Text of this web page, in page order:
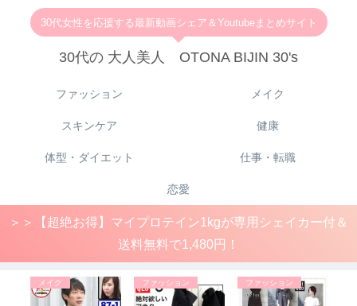
30代女性を応援する最新動画シェア＆Youtubeまとめサイト
30代の 大人美人 OTONA BIJIN 30's
ファッション メイク
スキンケア 健康
体型・ダイエット 仕事・転職
恋愛
＞＞【超絶お得】マイプロテイン1kgが専用シェイカー付＆
送料無料で1,480円！
メイク ファッション ファッション